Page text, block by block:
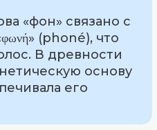
«фон» связано с
(phoné), что
В древности
основу
его